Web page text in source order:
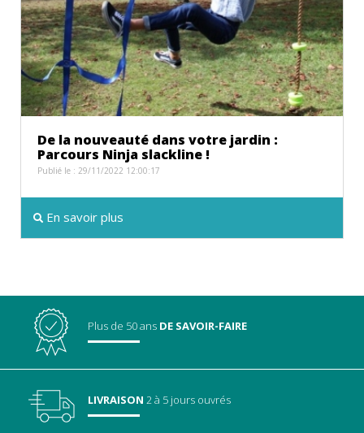
De la nouveauté dans votre jardin :
Parcours Ninja slackline !
Publié le : 29/11/2022 12:00:17
En savoir plus
Plus de 50 ans DE SAVOIR-FAIRE
LIVRAISON 2 à 5 jours ouvrés